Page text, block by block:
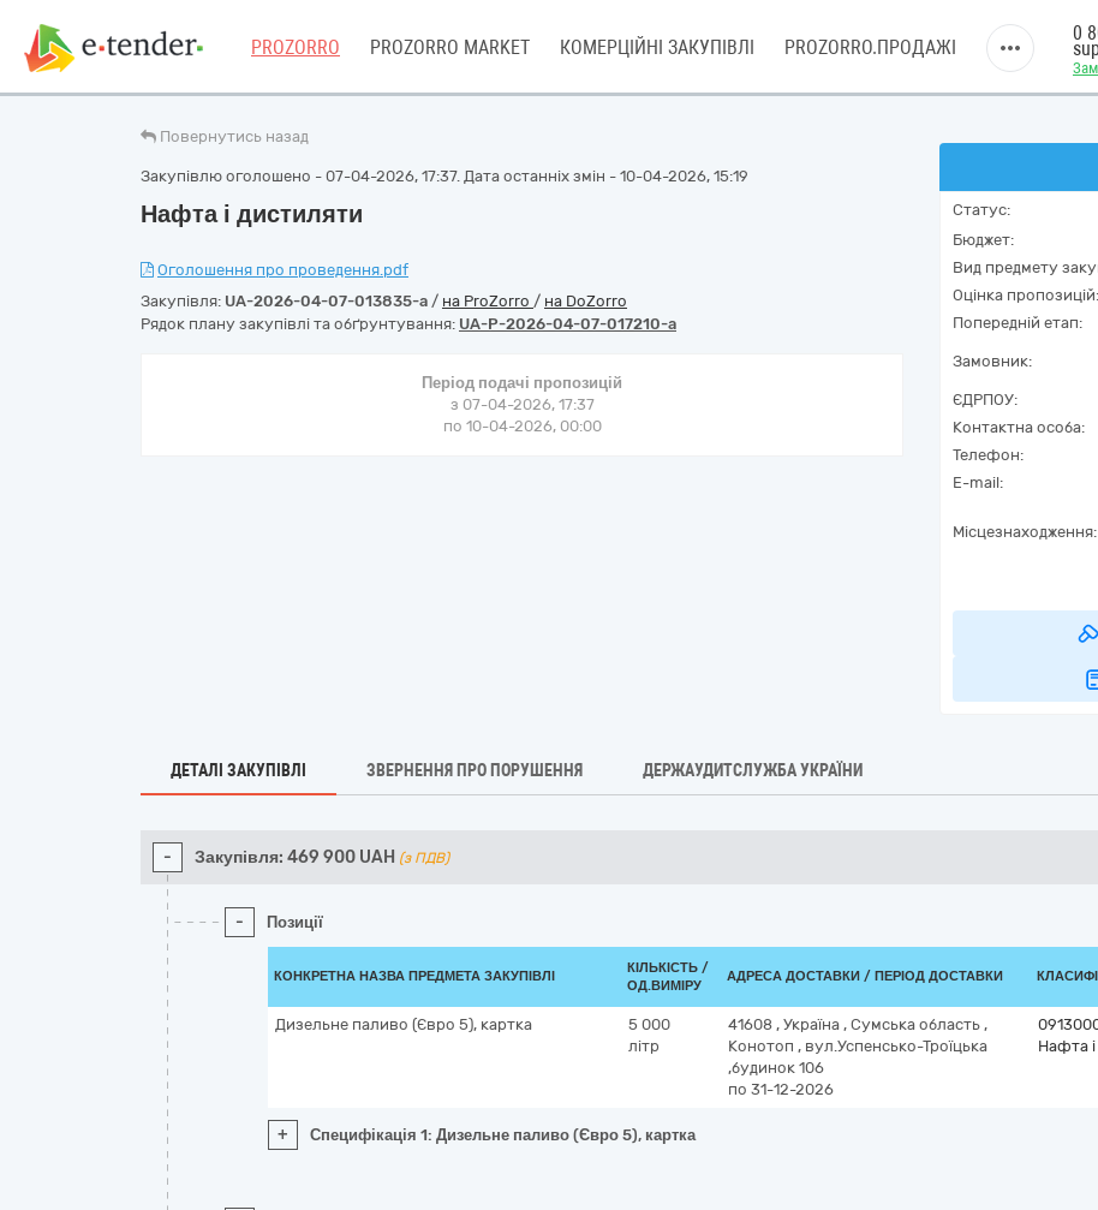
PROZORRO PROZORRO MARKET КОМЕРЦІЙНІ ЗАКУПІВЛІ PROZORRO.ПРОДАЖІ
0
Повернутись назад
Закупівлю оголошено - 07-04-2026, 17:37. Дата останніх змін - 10-04-2026, 15:19
Нафта і дистиляти
Оголошення про проведення.pdf
Закупівля: UA-2026-04-07-013835-a / на ProZorro / на DoZorro
Рядок плану закупівлі та обґрунтування: UA-P-2026-04-07-017210-a
Період подачі пропозицій
з 07-04-2026, 17:37
по 10-04-2026, 00:00
Статус:
Бюджет:
Вид предмету
Оцінка пропозицій:
Попередній етап:
Замовник:
ЄДРПОУ:
Контактна особа:
Телефон:
E-mail:
Місцезнаходження:
ДЕТАЛІ ЗАКУПІВЛІ ЗВЕРНЕННЯ ПРО ПОРУШЕННЯ ДЕРЖАУДИТСЛУЖБА УКРАЇНИ
- Закупівля: 469 900 UAH (з ПДВ)
- Позиції
КОНКРЕТНА НАЗВА ПРЕДМЕТА ЗАКУПІВЛІ
КІЛЬКІСТЬ /
ОД.ВИМІРУ
АДРЕСА ДОСТАВКИ / ПЕРІОД ДОСТАВКИ
Дизельне паливо (Євро 5), картка
5 000
літр
41608 , Україна , Сумська область ,
Конотоп , вул.Успенсько-Троїцька
,будинок 106
по 31-12-2026
Нафта
+ Специфікація 1: Дизельне паливо (Євро 5), картка